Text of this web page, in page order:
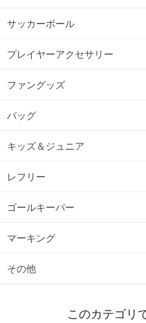
サッカーボール
プレイヤーアクセサリー
ファングッズ
バッグ
キッズ＆ジュニア
レフリー
ゴールキーパー
マーキング
その他